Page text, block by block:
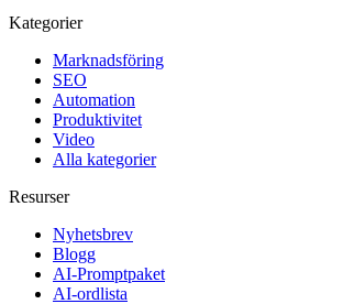
Kategorier
Marknadsföring
SEO
Automation
Produktivitet
Video
Alla kategorier
Resurser
Nyhetsbrev
Blogg
AI-Promptpaket
AI-ordlista